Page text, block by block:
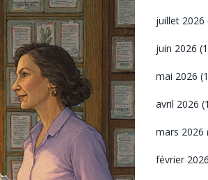
juillet 2026
juin 2026
mai 2026
avril 2026
mars 2026
février 2026